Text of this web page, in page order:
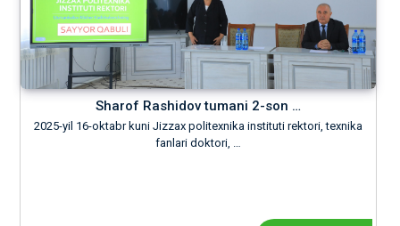
Sharof Rashidov tumani 2-son …
2025-yil 16-oktabr kuni Jizzax politexnika instituti rektori, texnika
fanlari doktori, …